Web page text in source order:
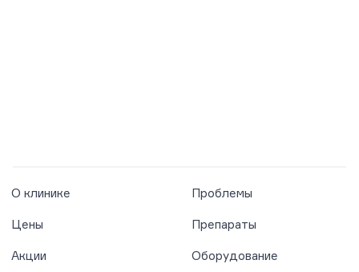
О клинике
Цены
Акции
Проблемы
Препараты
Оборудование